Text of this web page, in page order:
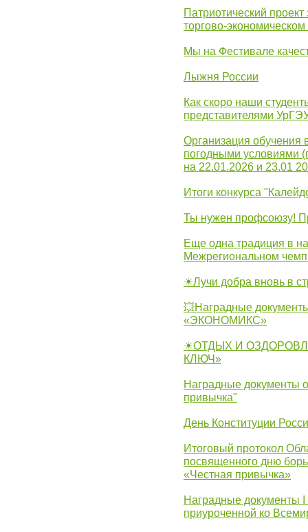
Патриотический
торгово-
Мы на Фестивале
Лыжня России
Как скоро наши
представителями
Организация обучения
погодными условиями
на 22.01.2026 и 23.01
Итоги конкурса
Ты нужен профсоюзу!
Еще одна традиция в
Межрегиональном
☀Лучи добра вновь в
💥Наградные
«ЭКОНОМИКС»
☀ОТДЫХ И
КЛЮЧ»
Наградные документы
привычка"
День Конституции
Итоговый протокол
посвященного дню
«Честная привычка»
Наградные документы
приуроченной ко